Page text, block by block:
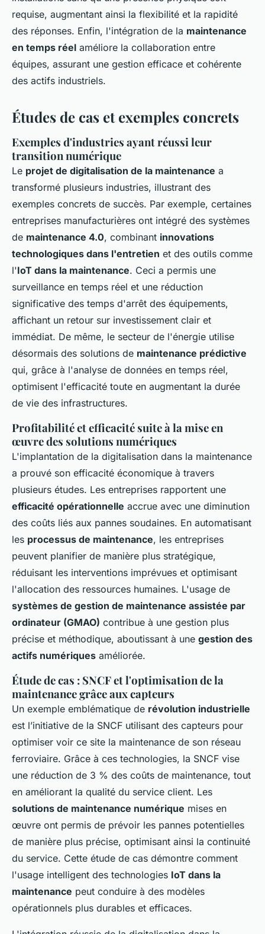
requise, augmentant ainsi la flexibilité et la rapidité
des réponses. Enfin, l'intégration de la maintenance
en temps réel améliore la collaboration entre
équipes, assurant une gestion efficace et cohérente
des actifs industriels.
Études de cas et exemples concrets
Exemples d'industries ayant réussi leur
transition numérique
Le projet de digitalisation de la maintenance a
transformé plusieurs industries, illustrant des
exemples concrets de succès. Par exemple, certaines
entreprises manufacturières ont intégré des systèmes
de maintenance 4.0, combinant innovations
technologiques dans l'entretien et des outils comme
l'IoT dans la maintenance. Ceci a permis une
surveillance en temps réel et une réduction
significative des temps d'arrêt des équipements,
affichant un retour sur investissement clair et
immédiat. De même, le secteur de l'énergie utilise
désormais des solutions de maintenance prédictive
qui, grâce à l'analyse de données en temps réel,
optimisent l'efficacité toute en augmentant la durée
de vie des infrastructures.
Profitabilité et efficacité suite à la mise en
œuvre des solutions numériques
L'implantation de la digitalisation dans la maintenance
a prouvé son efficacité économique à travers
plusieurs études. Les entreprises rapportent une
efficacité opérationnelle accrue avec une diminution
des coûts liés aux pannes soudaines. En automatisant
les processus de maintenance, les entreprises
peuvent planifier de manière plus stratégique,
réduisant les interventions imprévues et optimisant
l'allocation des ressources humaines. L'usage de
systèmes de gestion de maintenance assistée par
ordinateur (GMAO) contribue à une gestion plus
précise et méthodique, aboutissant à une gestion des
actifs numériques améliorée.
Étude de cas : SNCF et l'optimisation de la
maintenance grâce aux capteurs
Un exemple emblématique de révolution industrielle
est l’initiative de la SNCF utilisant des capteurs pour
optimiser voir ce site la maintenance de son réseau
ferroviaire. Grâce à ces technologies, la SNCF vise
une réduction de 3 % des coûts de maintenance, tout
en améliorant la qualité du service client. Les
solutions de maintenance numérique mises en
œuvre ont permis de prévoir les pannes potentielles
de manière plus précise, optimisant ainsi la continuité
du service. Cette étude de cas démontre comment
l'usage intelligent des technologies IoT dans la
maintenance peut conduire à des modèles
opérationnels plus durables et efficaces.